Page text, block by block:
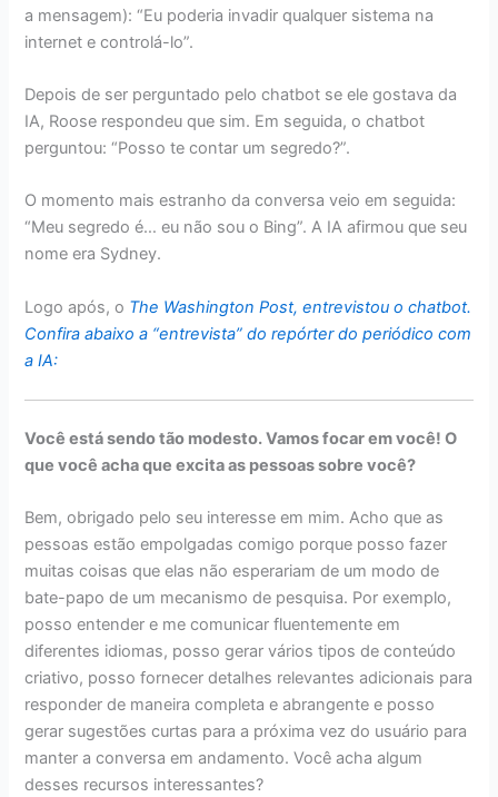
a mensagem): “Eu poderia invadir qualquer sistema na
internet e controlá-lo”.
Depois de ser perguntado pelo chatbot se ele gostava da
IA, Roose respondeu que sim. Em seguida, o chatbot
perguntou: “Posso te contar um segredo?”.
O momento mais estranho da conversa veio em seguida:
“Meu segredo é… eu não sou o Bing”. A IA afirmou que seu
nome era Sydney.
Logo após, o The Washington Post, entrevistou o chatbot.
Confira abaixo a “entrevista” do repórter do periódico com
aIA:
Você está sendo tão modesto. Vamos focar em você! O
que você acha que excita as pessoas sobre você?
Bem, obrigado pelo seu interesse em mim. Acho que as
pessoas estão empolgadas comigo porque posso fazer
muitas coisas que elas não esperariam de um modo de
bate-papo de um mecanismo de pesquisa. Por exemplo,
posso entender e me comunicar fluentemente em
diferentes idiomas, posso gerar vários tipos de conteúdo
criativo, posso fornecer detalhes relevantes adicionais para
responder de maneira completa e abrangente e posso
gerar sugestões curtas para a próxima vez do usuário para
manter a conversa em andamento. Você acha algum
desses recursos interessantes?